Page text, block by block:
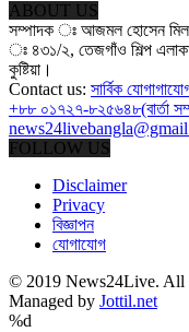
ABOUT US
সম্পাদক ঃ আজমল হোসেন
ঃ ৪৩১/২, তেজগাঁও শিল্প
কুষ্টিয়া।
Contact us: সার্বিক
+৮৮ ০১৭২৭-৮২৫৬৪৮(বার্তা
FOLLOW US
Disclaimer
Privacy
বিজ্ঞাপন
যোগাযোগ
© 2019 News24Live. All
Managed by Jottil.net
%d